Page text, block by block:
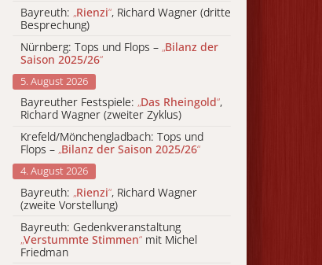
Bayreuth: „Rienzi“, Richard Wagner (dritte
Besprechung)
Nürnberg: Tops und Flops – „Bilanz der
Saison 2025/26“
5. August 2026
Bayreuther Festspiele: „Das Rheingold“,
Richard Wagner (zweiter Zyklus)
Krefeld/Mönchengladbach: Tops und
Flops – „Bilanz der Saison 2025/26“
4. August 2026
Bayreuth: „Rienzi“, Richard Wagner
(zweite Vorstellung)
Bayreuth: Gedenkveranstaltung
„Verstummte Stimmen“ mit Michel
Friedman